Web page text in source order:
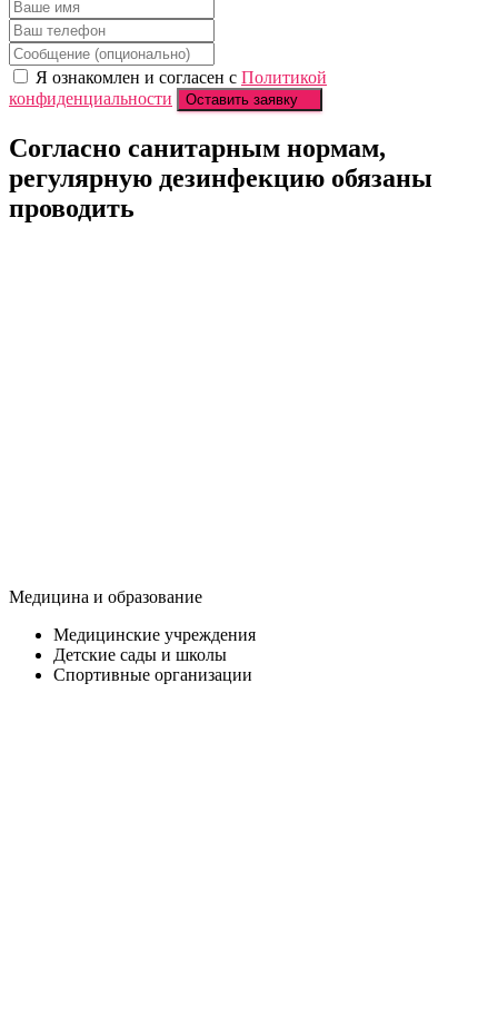
Я ознакомлен и согласен с Политикой
конфиденциальности
Оставить заявку
Согласно санитарным нормам,
регулярную дезинфекцию обязаны
проводить
Медицина и образование
Медицинские учреждения
Детские сады и школы
Спортивные организации